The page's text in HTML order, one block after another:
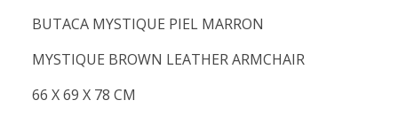
BUTACA MYSTIQUE PIEL MARRON
MYSTIQUE BROWN LEATHER ARMCHAIR
66 X 69 X 78 CM